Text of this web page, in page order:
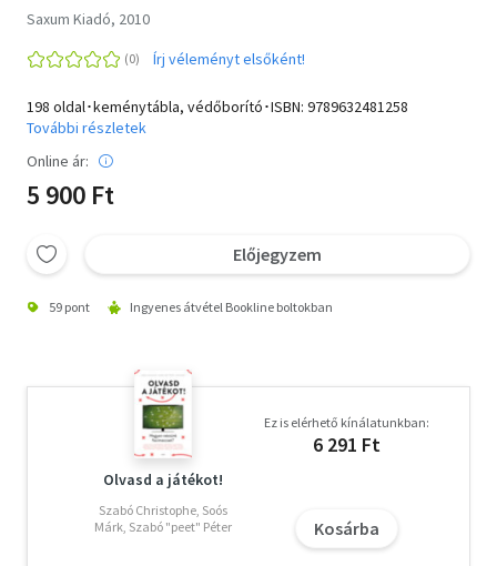
Saxum Kiadó, 2010
Írj véleményt elsőként!
198 oldal･keménytábla, védőborító･ISBN: 9789632481258
További részletek
Online ár:
5 900 Ft
Előjegyzem
59 pont Ingyenes átvétel Bookline boltokban
Olvasd a játékot!
Szabó Christophe, Soós
Márk, Szabó "peet" Péter
Ez is elérhető kínálatunkban:
6 291 Ft
Kosárba